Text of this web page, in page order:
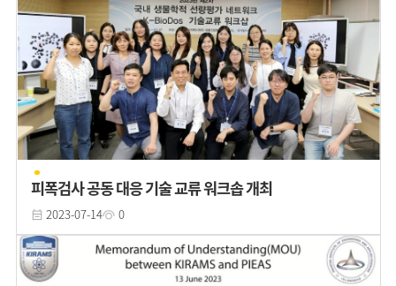
피폭검사 공동 대응 기술 교류 워크솝 개최
2023-07-14 0